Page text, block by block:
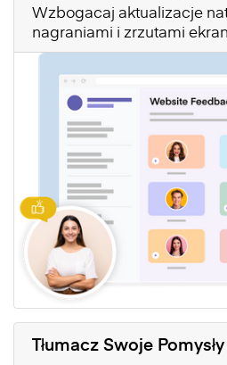
Wzbogacaj aktualizacje
nagraniami i zrzutami
Tłumacz Swoje Pomysły